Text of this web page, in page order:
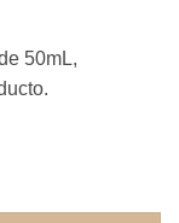
50mL,
Rosé FPS 30